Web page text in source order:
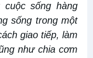
sống hàng
sống trong một
giao tiếp, làm
như chia cơm